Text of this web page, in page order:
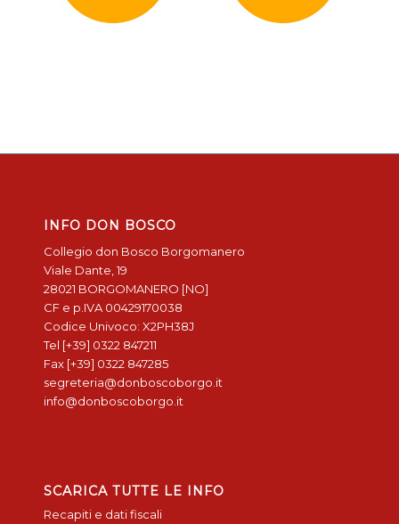
INFO DON BOSCO
Collegio don Bosco Borgomanero
Viale Dante, 19
28021 BORGOMANERO [NO]
CF e p.IVA 00429170038
Codice Univoco: X2PH38J
Tel [+39] 0322 847211
Fax [+39] 0322 847285
segreteria@donboscoborgo.it
info@donboscoborgo.it
SCARICA TUTTE LE INFO
Recapiti e dati fiscali